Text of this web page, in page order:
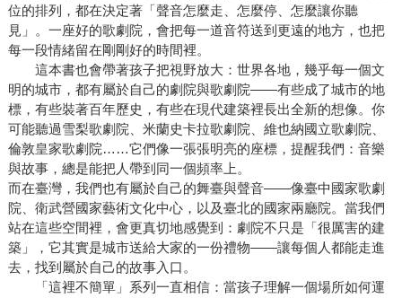
位的排列，都在決定著「聲音怎麼走、怎麼停、怎麼讓你聽
見」。一座好的歌劇院，會把每一道音符送到更遠的地方，也把
每一段情緒留在剛剛好的時間裡。
這本書也會帶著孩子把視野放大：世界各地，幾乎每一個文
明的城市，都有屬於自己的劇院與歌劇院——有些成了城市的地
標，有些裝著百年歷史，有些在現代建築裡長出全新的想像。你
可能聽過雪梨歌劇院、米蘭史卡拉歌劇院、維也納國立歌劇院、
倫敦皇家歌劇院……它們像一張張明亮的座標，提醒我們：音樂
與故事，總是能把人帶到同一個頻率上。
而在臺灣，我們也有屬於自己的舞臺與聲音——像臺中國家歌劇
院、衛武營國家藝術文化中心，以及臺北的國家兩廳院。當我們
站在這些空間裡，會更真切地感覺到：劇院不只是「很厲害的建
築」，它其實是城市送給大家的一份禮物——讓每個人都能走進
去，找到屬於自己的故事入口。
「這裡不簡單」系列一直相信：當孩子理解一個場所如何運